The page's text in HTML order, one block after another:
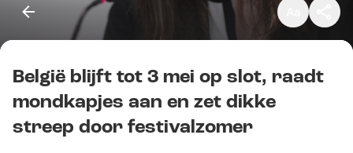
Kopieer link
België blijft tot 3 mei op slot, raadt
mondkapjes aan en zet dikke
streep door festivalzomer